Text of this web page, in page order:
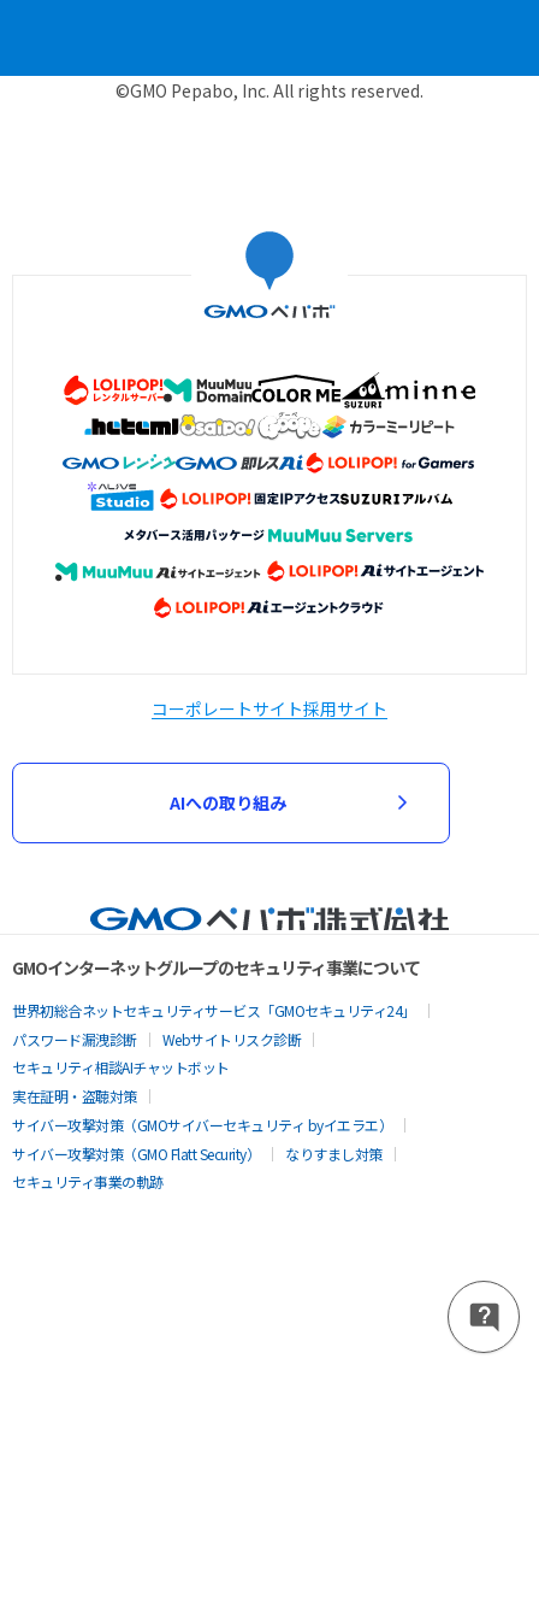
©GMO Pepabo, Inc. All rights reserved.
コーポレートサイト採用サイト
AIへの取り組み
GMOインターネットグループのセキュリティ事業について
世界初総合ネットセキュリティサービス「GMOセキュリティ24」
パスワード漏洩診断
Webサイトリスク診断
セキュリティ相談AIチャットボット
実在証明・盗聴対策
サイバー攻撃対策（GMOサイバーセキュリティ byイエラエ）
サイバー攻撃対策（GMO Flatt Security）
なりすまし対策
セキュリティ事業の軌跡